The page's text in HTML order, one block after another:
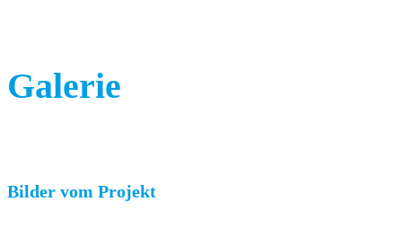
Galerie
Bilder vom Projekt